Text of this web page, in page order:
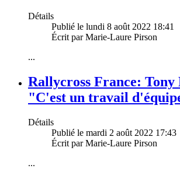
Détails
Publié le lundi 8 août 2022 18:41
Écrit par Marie-Laure Pirson
...
Rallycross France: Tony
"C'est un travail
Détails
Publié le mardi 2 août 2022 17:43
Écrit par Marie-Laure Pirson
...